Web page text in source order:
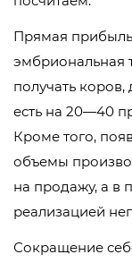
Прямая
эмбриональная
получать
есть на 20—40
Кроме того,
объемы
на продажу, а в
реализацией
Сокращение